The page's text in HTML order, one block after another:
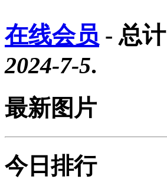
在线会员 - 总计
2024-7-5.
最新图片
今日排行